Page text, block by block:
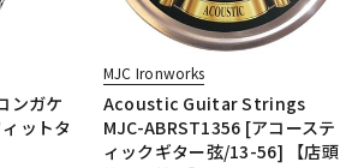
ンガケ
ットタ
MJC Ironworks
Acoustic Guitar Strings
MJC-ABRST1356 [アコーステ
ィックギター弦/13-56] 【店頭